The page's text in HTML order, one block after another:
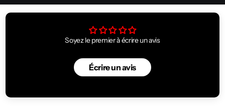
Soyez le premier à écrire un avis
Écrire un avis